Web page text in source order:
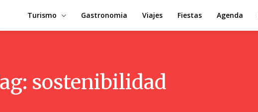
Turismo Gastronomia Viajes Fiestas Agenda
sostenibilidad